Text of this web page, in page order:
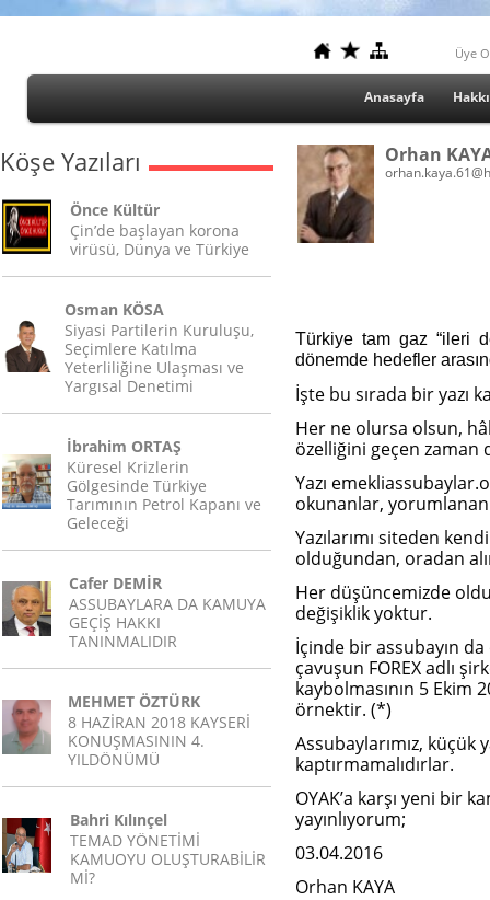
Üye
Anasayfa
Köşe Yazıları
Önce Kültür
Çin’de başlayan korona
virüsü, Dünya ve Türkiye
Osman KÖSA
Siyasi Partilerin Kuruluşu,
Seçimlere Katılma
Yeterliliğine Ulaşması ve
Yargısal Denetimi
İbrahim ORTAŞ
Küresel Krizlerin
Gölgesinde Türkiye
Tarımının Petrol Kapanı ve
Geleceği
Cafer DEMİR
ASSUBAYLARA DA KAMUYA
GEÇİŞ HAKKI
TANINMALIDIR
MEHMET ÖZTÜRK
8 HAZİRAN 2018 KAYSERİ
KONUŞMASININ 4.
YILDÖNÜMÜ
Bahri Kılınçel
TEMAD YÖNETİMİ
KAMUOYU OLUŞTURABİLİR
Mİ?
Orhan
Türkiye tam gaz “ileri
dönemde hedefler
İşte bu sırada bir yazı
Her ne olursa olsun,
özelliğini geçen zaman
Yazı
okunanlar,
Yazılarımı siteden
olduğundan, oradan
Her düşüncemizde
değişiklik yoktur.
İçinde bir assubayın
çavuşun FOREX adlı
kaybolmasının 5 Ekim
örnektir. (*)
Assubaylarımız,
kaptırmamalıdırlar.
OYAK’a karşı yeni bir
yayınlıyorum;
03.04.2016
Orhan KAYA